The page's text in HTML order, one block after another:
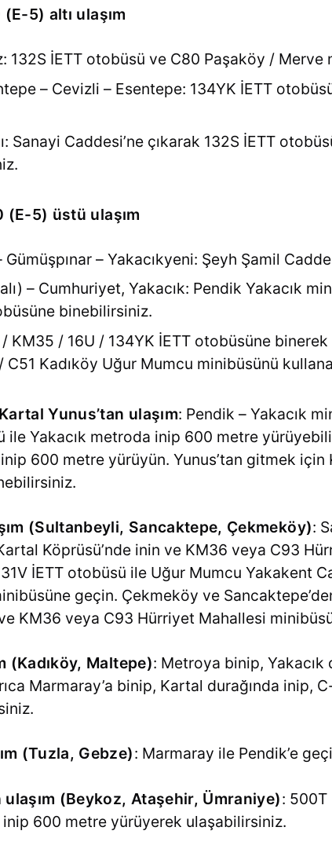
5) altı ulaşım
132S İETT otobüsü ve C80 Paşaköy /
– Cevizli – Esentepe: 134YK İETT
Sanayi Caddesi’ne çıkarak 132S İETT
(E-5) üstü ulaşım
– Yakacıkyeni: Şeyh Şamil
– Cumhuriyet, Yakacık: Pendik Yakacık
binebilirsiniz.
/ KM35 / 16U / 134YK İETT otobüsüne
C51 Kadıköy Uğur Mumcu minibüsünü
Yunus’tan ulaşım: Pendik – Yakacık
ile Yakacık metroda inip 600 metre
600 metre yürüyün. Yunus’tan gitmek
(Sultanbeyli, Sancaktepe, Çekmeköy):
Köprüsü’nde inin ve KM36 veya C93
İETT otobüsü ile Uğur Mumcu Yakakent
geçin. Çekmeköy ve
KM36 veya C93 Hürriyet Mahallesi
(Kadıköy, Maltepe): Metroya binip,
Marmaray’a binip, Kartal durağında inip,
(Tuzla, Gebze): Marmaray ile Pendik’e
ulaşım (Beykoz, Ataşehir, Ümraniye): 500T
inip 600 metre yürüyerek ulaşabilirsiniz.